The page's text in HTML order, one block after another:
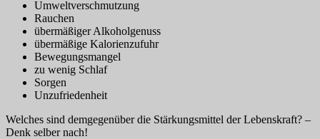
Umweltverschmutzung
Rauchen
übermäßiger Alkoholgenuss
übermäßige Kalorienzufuhr
Bewegungsmangel
zu wenig Schlaf
Sorgen
Unzufriedenheit
Welches sind demgegenüber die Stärkungsmittel der Lebenskraft? –
Denk selber nach!